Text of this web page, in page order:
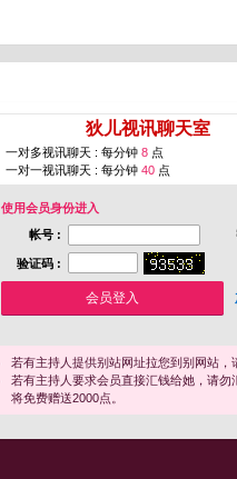
狄儿视讯聊天室
一对多视讯聊天 : 每分钟 8 点
一对一视讯聊天 : 每分钟 40 点
使用会员身份进入
帐号 :
验证码 :
若有主持人提供别站网址拉您到别网站，
若有主持人要求会员直接汇钱给她，请
将免费赠送2000点。